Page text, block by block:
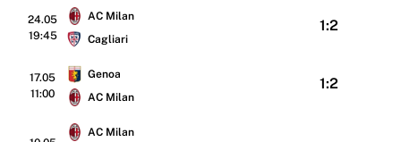
24.05
19:45
AC Milan
Cagliari
1:2
17.05
11:00
Genoa
AC Milan
1:2
AC Milan